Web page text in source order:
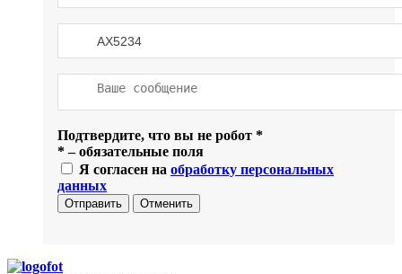
Подтвердите, что вы не робот *
*– обязательные поля
Я согласен на обработку персональных
данных
Отправить Отменить